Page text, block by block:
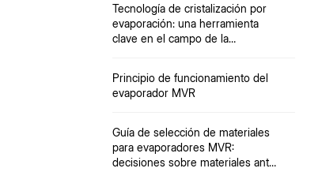
Tecnología de cristalización por
evaporación: una herramienta
clave en el campo de la
Principio de funcionamiento del
evaporador MVR
Guía de selección de materiales
para evaporadores MVR:
decisiones sobre materiales ante